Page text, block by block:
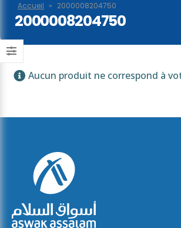
Accueil » 2000008204750
2000008204750
Aucun produit ne correspond à